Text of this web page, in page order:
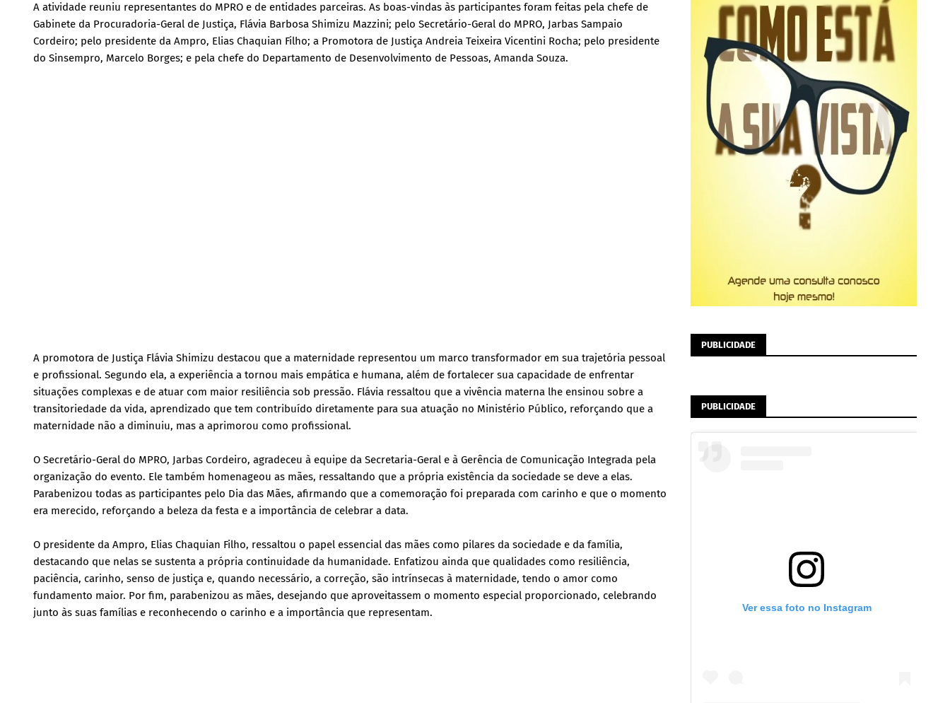
A atividade reuniu representantes do MPRO e de entidades parceiras. As boas-vindas às participantes foram feitas pela chefe de
Gabinete da Procuradoria-Geral de Justiça, Flávia Barbosa Shimizu Mazzini; pelo Secretário-Geral do MPRO, Jarbas Sampaio
Cordeiro; pelo presidente da Ampro, Elias Chaquian Filho; a Promotora de Justiça Andreia Teixeira Vicentini Rocha; pelo presidente
do Sinsempro, Marcelo Borges; e pela chefe do Departamento de Desenvolvimento de Pessoas, Amanda Souza.
A promotora de Justiça Flávia Shimizu destacou que a maternidade representou um marco transformador em sua trajetória pessoal
e profissional. Segundo ela, a experiência a tornou mais empática e humana, além de fortalecer sua capacidade de enfrentar
situações complexas e de atuar com maior resiliência sob pressão. Flávia ressaltou que a vivência materna lhe ensinou sobre a
transitoriedade da vida, aprendizado que tem contribuído diretamente para sua atuação no Ministério Público, reforçando que a
maternidade não a diminuiu, mas a aprimorou como profissional.
O Secretário-Geral do MPRO, Jarbas Cordeiro, agradeceu à equipe da Secretaria-Geral e à Gerência de Comunicação Integrada pela
organização do evento. Ele também homenageou as mães, ressaltando que a própria existência da sociedade se deve a elas.
Parabenizou todas as participantes pelo Dia das Mães, afirmando que a comemoração foi preparada com carinho e que o momento
era merecido, reforçando a beleza da festa e a importância de celebrar a data.
O presidente da Ampro, Elias Chaquian Filho, ressaltou o papel essencial das mães como pilares da sociedade e da família,
destacando que nelas se sustenta a própria continuidade da humanidade. Enfatizou ainda que qualidades como resiliência,
paciência, carinho, senso de justiça e, quando necessário, a correção, são intrínsecas à maternidade, tendo o amor como
fundamento maior. Por fim, parabenizou as mães, desejando que aproveitassem o momento especial proporcionado, celebrando
junto às suas famílias e reconhecendo o carinho e a importância que representam.
PUBLICIDADE
PUBLICIDADE
Ver essa foto no Instagram